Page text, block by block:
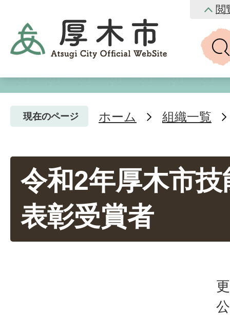
閲
現在のページ ホーム 組織一覧
令和2年厚木市
表彰受賞者